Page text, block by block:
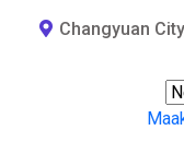
Changyuan